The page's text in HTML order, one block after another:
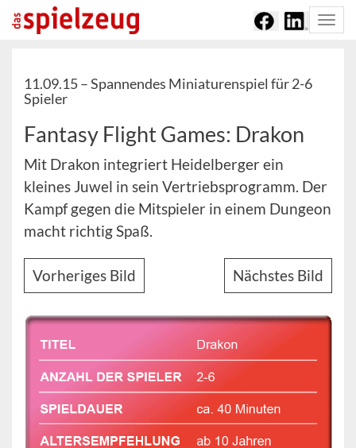
11.09.15 –Spannendes Miniaturenspiel für 2-6
Spieler
Fantasy Flight Games: Drakon
Mit Drakon integriert Heidelberger ein
kleines Juwel in sein Vertriebsprogramm. Der
Kampf gegen die Mitspieler in einem Dungeon
macht richtig Spaß.
Vorheriges Bild Nächstes Bild